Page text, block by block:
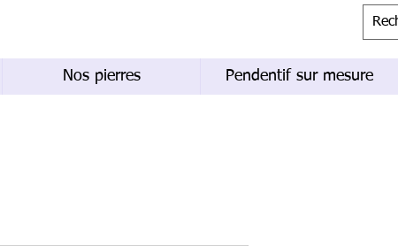
Nos pierres Pendentif sur mesure